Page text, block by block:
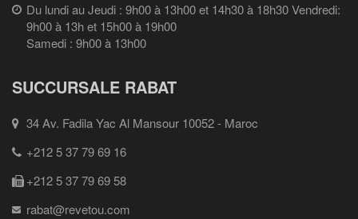
Du lundi au Jeudi : 9h00 à 13h00 et 14h30 à 18h30 Vendredi:
9h00 à 13h et 15h00 à 19h00
Samedi : 9h00 à 13h00
SUCCURSALE RABAT
34 Av. Fadila Yac Al Mansour 10052 - Maroc
+212 5 37 79 69 16
+212 5 37 79 69 58
rabat@revetou.com